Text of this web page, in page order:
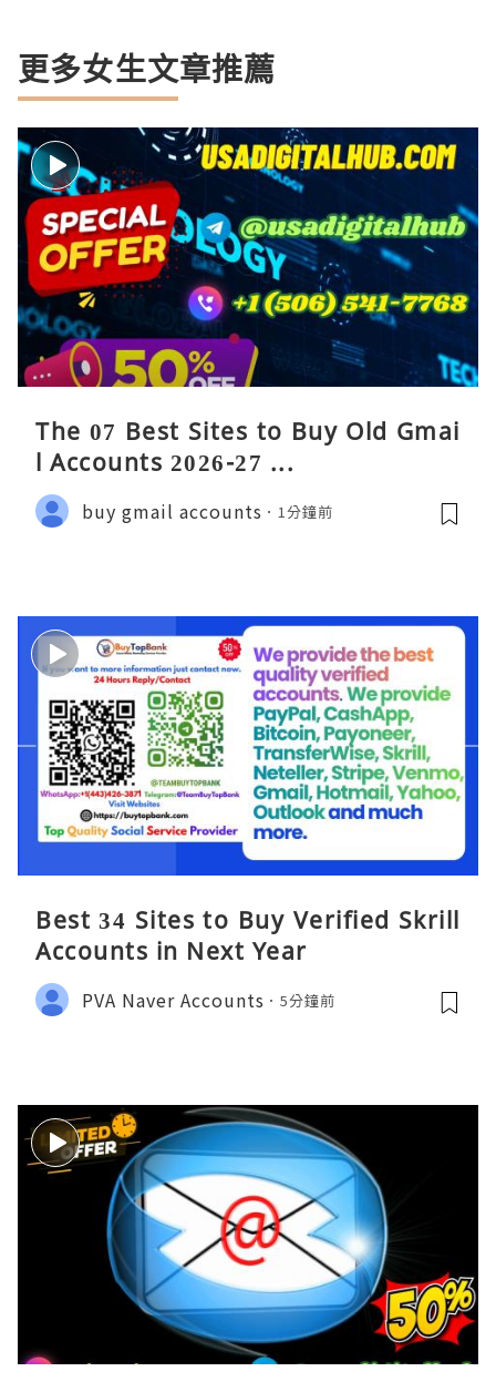
更多女生文章推薦
The 07 Best Sites to Buy Old Gmai
l Accounts 2026-27 ...
buy gmail accounts 1分鐘前
Best 34 Sites to Buy Verified Skrill
Accounts in Next Year
PVA Naver Accounts 5分鐘前